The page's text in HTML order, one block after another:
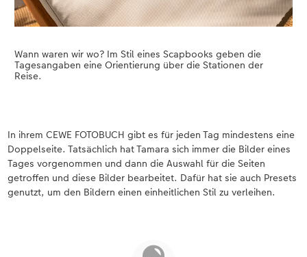
Wann waren wir wo? Im Stil eines Scapbooks geben die
Tagesangaben eine Orientierung über die Stationen der
Reise.
In ihrem CEWE FOTOBUCH gibt es für jeden Tag mindestens eine
Doppelseite. Tatsächlich hat Tamara sich immer die Bilder eines
Tages vorgenommen und dann die Auswahl für die Seiten
getroffen und diese Bilder bearbeitet. Dafür hat sie auch Presets
genutzt, um den Bildern einen einheitlichen Stil zu verleihen.